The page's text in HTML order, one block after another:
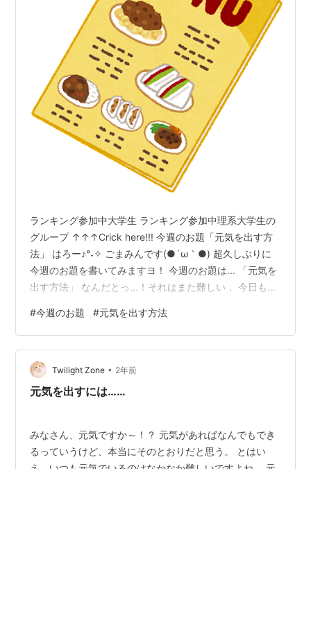
ランキング参加中大学生 ランキング参加中理系大学生の
グループ ↑↑↑Crick here!!! 今週のお題「元気を出す方
法」 はろー♪°˖✧ ごまみんです(●´ω｀●) 超久しぶりに
今週のお題を書いてみますヨ！ 今週のお題は... 「元気を
出す方法」 なんだとっ...！それはまた難しい． 今日も元
会のパワポ全く上手に作れないし... さっきアンダーテー
ルのオケコン落選メールきたし... ...ぐすん！(;_; 自分はど
うやって元気出してるかな～って振り返ってみると ひと
まずは旨い飯と十分な睡眠かなって思います．（めちゃ
普通） あとは曲を聴…
#今週のお題 #元気を出す方法
Twilight Zone • 2年前
元気を出すには……
みなさん、元気ですか～！？ 元気があればなんでもでき
るっていうけど、本当にそのとおりだと思う。 とはい
え、いつも元気でいるのはなかなか難しいですよね。 元